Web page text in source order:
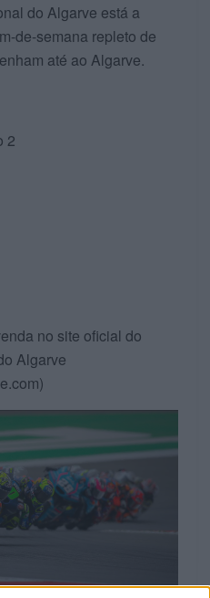
do Algarve está a
de-semana repleto de
até ao Algarve.
2
no site oficial do
Algarve